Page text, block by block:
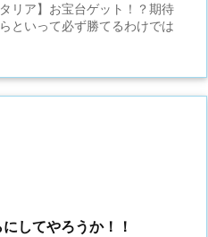
タリア】お宝台ゲット！？期待
といって必ず勝てるわけでは
してやろうか！！